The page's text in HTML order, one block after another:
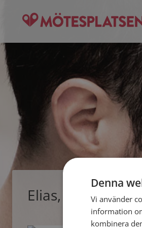
Elias, singelman
Denna
Vi använder
information
kombinera